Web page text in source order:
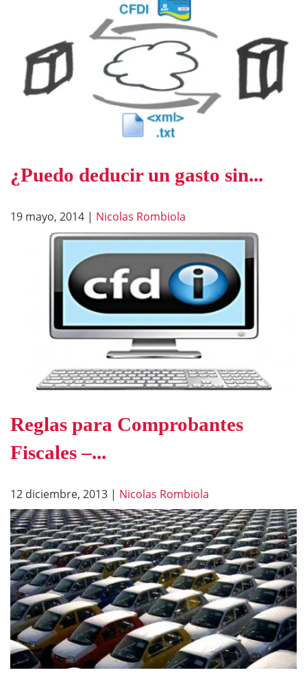
¿Puedo deducir un gasto sin...
19 mayo, 2014 | Nicolas Rombiola
Reglas para Comprobantes
Fiscales –...
12 diciembre, 2013 | Nicolas Rombiola